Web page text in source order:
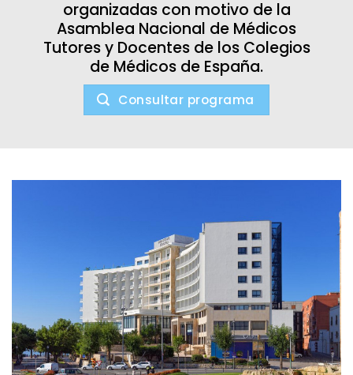
organizadas con motivo de la
Asamblea Nacional de Médicos
Tutores y Docentes de los Colegios
de Médicos de España.
Consultar programa